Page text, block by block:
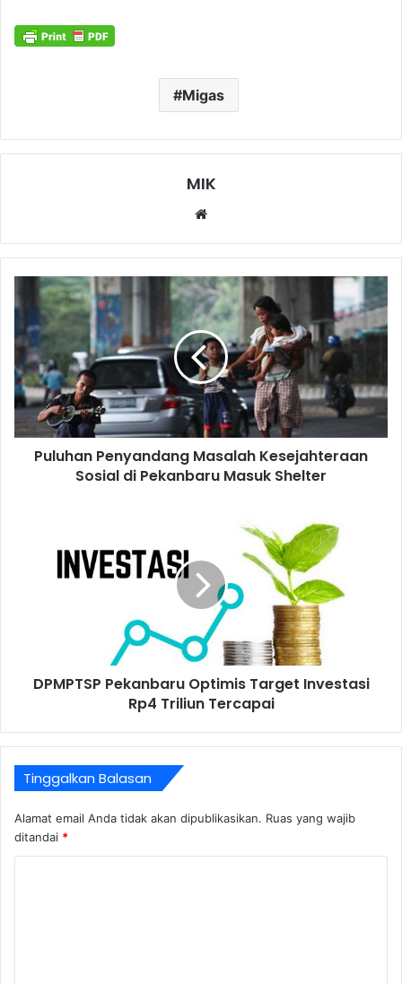
Migas
MIK
Puluhan Penyandang Masalah Kesejahteraan
Sosial di Pekanbaru Masuk Shelter
DPMPTSP Pekanbaru Optimis Target Investasi
Rp4 Triliun Tercapai
Tinggalkan Balasan
Alamat email Anda tidak akan dipublikasikan. Ruas yang wajib
ditandai *